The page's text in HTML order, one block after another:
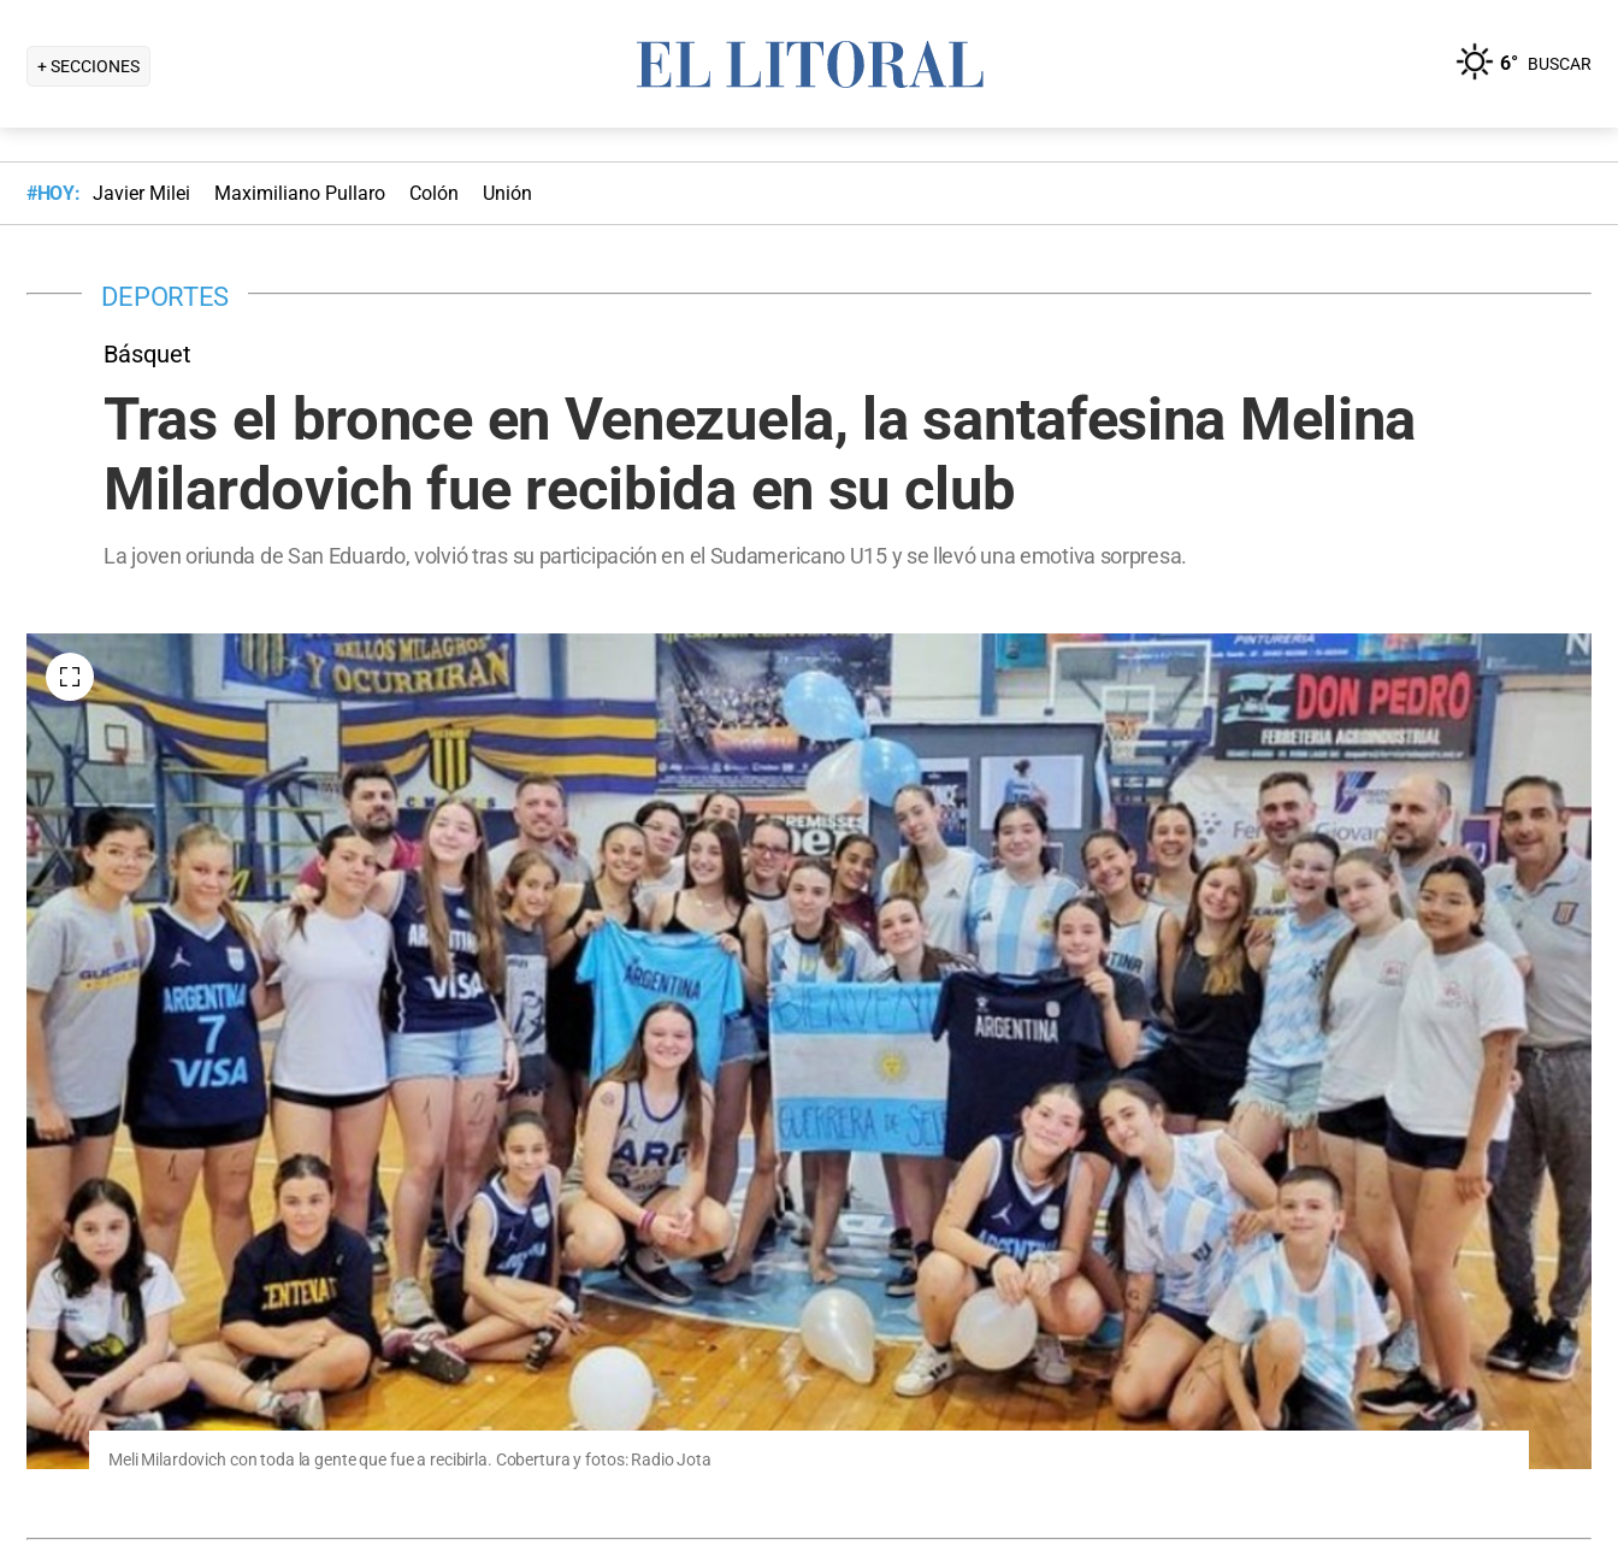
+ SECCIONES 6° BUSCAR
#HOY: Javier Milei Maximiliano Pullaro Colón Unión
DEPORTES
Básquet
Tras el bronce en Venezuela, la santafesina Melina
Milardovich fue recibida en su club
La joven oriunda de San Eduardo, volvió tras su participación en el Sudamericano U15 y se llevó una emotiva sorpresa.
Meli Milardovich con toda la gente que fue a recibirla. Cobertura y fotos: Radio Jota